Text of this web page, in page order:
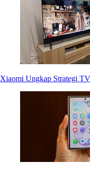
Xiaomi Ungkap Strategi